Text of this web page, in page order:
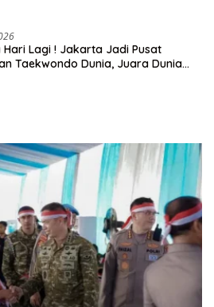
Hari Lagi ! Jakarta Jadi Pusat
Taekwondo Dunia, Juara Dunia